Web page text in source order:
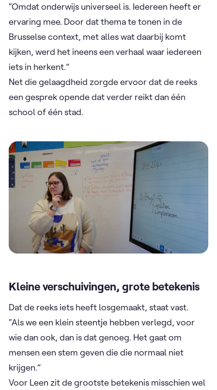
“Omdat onderwijs universeel is. Iedereen heeft er
ervaring mee. Door dat thema te tonen in de
Brusselse context, met alles wat daarbij komt
kijken, werd het ineens een verhaal waar iedereen
iets in herkent.”
Net die gelaagdheid zorgde ervoor dat de reeks
een gesprek opende dat verder reikt dan één
school of één stad.
Kleine verschuivingen, grote betekenis
Dat de reeks iets heeft losgemaakt, staat vast.
“Als we een klein steentje hebben verlegd, voor
wie dan ook, dan is dat genoeg. Het gaat om
mensen een stem geven die die normaal niet
krijgen.”
Voor Leen zit de grootste betekenis misschien wel